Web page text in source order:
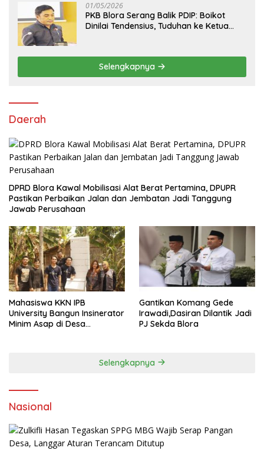
01/05/2026
PKB Blora Serang Balik PDIP: Boikot
Dinilai Tendensius, Tuduhan ke Ketua
Selengkapnya
Daerah
DPRD Blora Kawal Mobilisasi Alat Berat Pertamina, DPUPR
Pastikan Perbaikan Jalan dan Jembatan Jadi Tanggung
Jawab Perusahaan
Mahasiswa KKN IPB
University Bangun Insinerator
Minim Asap di Desa
Gantikan Komang Gede
Irawadi,Dasiran Dilantik Jadi
PJ Sekda Blora
Selengkapnya
Nasional